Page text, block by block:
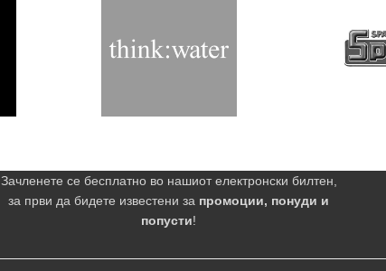
Зачленете се бесплатно во нашиот електронски билтен,
за први да бидете известени за промоции, понуди и
попусти!